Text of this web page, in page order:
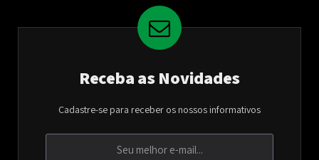
Receba as Novidades
Cadastre-se para receber os nossos informativos